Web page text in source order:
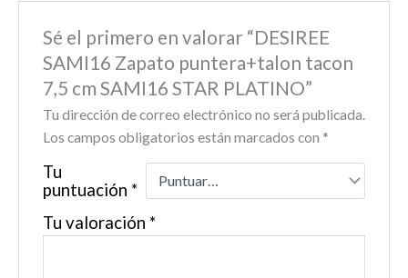
Sé el primero en valorar “DESIREE
SAMI16 Zapato puntera+talon tacon
7,5 cm SAMI16 STAR PLATINO”
Tu dirección de correo electrónico no será publicada.
Los campos obligatorios están marcados con *
Tu
puntuación *
Tu valoración *